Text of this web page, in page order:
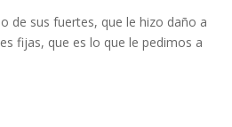
de sus fuertes, que le hizo daño a
fijas, que es lo que le pedimos a